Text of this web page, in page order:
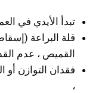
تبدأ الأيدي في
قلة البراعة
القميص ، عدم
فقدان التوازن
،